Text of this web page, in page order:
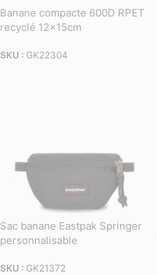
Banane compacte 600D RPET
recyclé 12x15cm
SKU : GK22304
Sac banane Eastpak Springer
personnalisable
SKU : GK21372